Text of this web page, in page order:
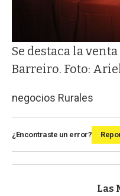
Se destaca la
Barreiro. Foto:
negocios Rurales
¿Encontraste un error?
Las